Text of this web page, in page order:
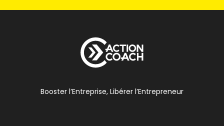
Booster l’Entreprise, Libérer l’Entrepreneur